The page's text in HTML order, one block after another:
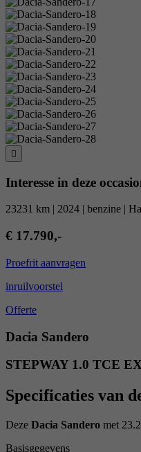
Interesse in deze
23231 km | 2024 | benzine |
€ 17.790,-
Proefrit aanvragen
inruilvoorstel
Offerte
Dacia Sandero
STEPWAY 1.0 TCE
Specificaties van
Deze Dacia Sandero met
Basisgegevens